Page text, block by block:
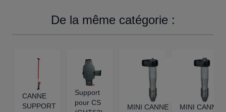
De la même catégorie :
CANNE
SUPPORT
Support
pour CS
MINI CANNE
MINI CANNE